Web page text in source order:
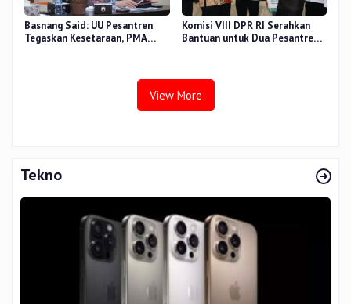
Basnang Said: UU Pesantren
Tegaskan Kesetaraan, PMA
Komisi VIII DPR RI Serahkan
Bantuan untuk Dua Pesantren
View More
Tekno